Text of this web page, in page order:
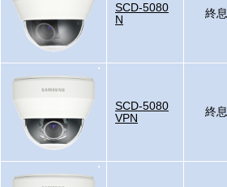
SCD-5080
N
終息
SCD-5080
VPN
終息